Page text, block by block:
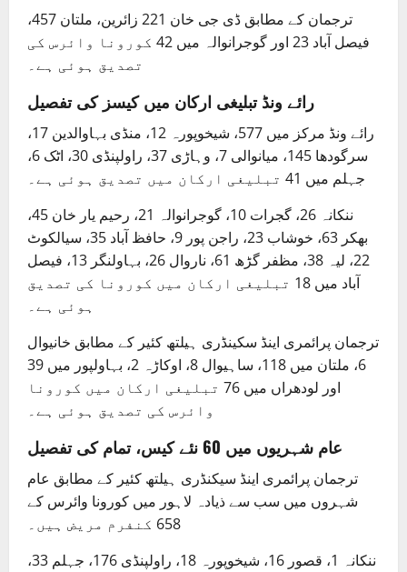
ترجمان کے مطابق ڈی جی خان 221 زائرین، ملتان 457،
فیصل آباد 23 اور گوجرانوالہ میں 42 کورونا وائرس کی
تصدیق ہوئی ہے۔
رائے ونڈ تبلیغی ارکان میں کیسز کی تفصیل
رائے ونڈ مرکز میں 577، شیخوپورہ 12، منڈی بہاوالدین 17،
سرگودھا 145، میانوالی 7، وہاڑی 37، راولپنڈی 30، اٹک 6،
جہلم میں 41 تبلیغی ارکان میں تصدیق ہوئی ہے۔
ننکانہ 26، گجرات 10، گوجرانوالہ 21، رحیم یار خان 45،
بھکر 63، خوشاب 23، راجن پور 9، حافظ آباد 35، سیالکوٹ
22، لیہ 38، مظفر گڑھ 61، ناروال 26، بہاولنگر 13، فیصل
آباد میں 18 تبلیغی ارکان میں کورونا کی تصدیق
ہوئی ہے۔
ترجمان پرائمری اینڈ سکینڈری ہیلتھ کئیر کے مطابق خانیوال
6، ملتان میں 118، ساہیوال 8، اوکاڑہ 2، بہاولپور میں 39
اور لودھراں میں 76 تبلیغی ارکان میں کورونا
وائرس کی تصدیق ہوئی ہے۔
عام شہریوں میں 60 نئے کیس، تمام کی تفصیل
ترجمان پرائمری اینڈ سیکنڈری ہیلتھ کئیر کے مطابق عام
شہروں میں سب سے ذیادہ لاہور میں کورونا وائرس کے
658 کنفرم مریض ہیں۔
ننکانہ 1، قصور 16، شیخوپورہ 18، راولپنڈی 176، جہلم 33،